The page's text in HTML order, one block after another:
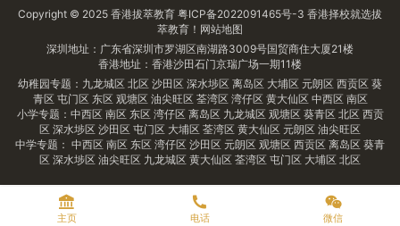
Copyright © 2025 香港拔萃教育 粤ICP备2022091465号-3 香港择校就选拔
萃教育！ 网站地图
深圳地址：广东省深圳市罗湖区南湖路3009号国贸商住大厦21楼
香港地址：香港沙田石门京瑞广场一期11楼
幼稚园专题： 九龙城区 北区 沙田区 深水埗区 离岛区 大埔区 元朗区 西贡区 葵
青区 屯门区 东区 观塘区 油尖旺区 荃湾区 湾仔区 黄大仙区 中西区 南区
小学专题： 中西区 南区 东区 湾仔区 离岛区 九龙城区 观塘区 葵青区 北区 西贡
区 深水埗区 沙田区 屯门区 大埔区 荃湾区 黄大仙区 元朗区 油尖旺区
中学专题： 中西区 南区 东区 湾仔区 沙田区 元朗区 观塘区 西贡区 离岛区 葵青
区 深水埗区 油尖旺区 九龙城区 黄大仙区 荃湾区 屯门区 大埔区 北区
主页 电话 微信